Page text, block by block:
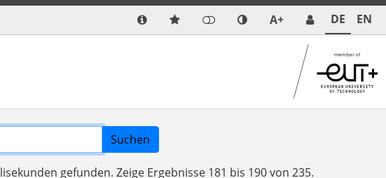
A+ DE EN
Suchen
gefunden. Zeige Ergebnisse 181 bis 190 von 235.